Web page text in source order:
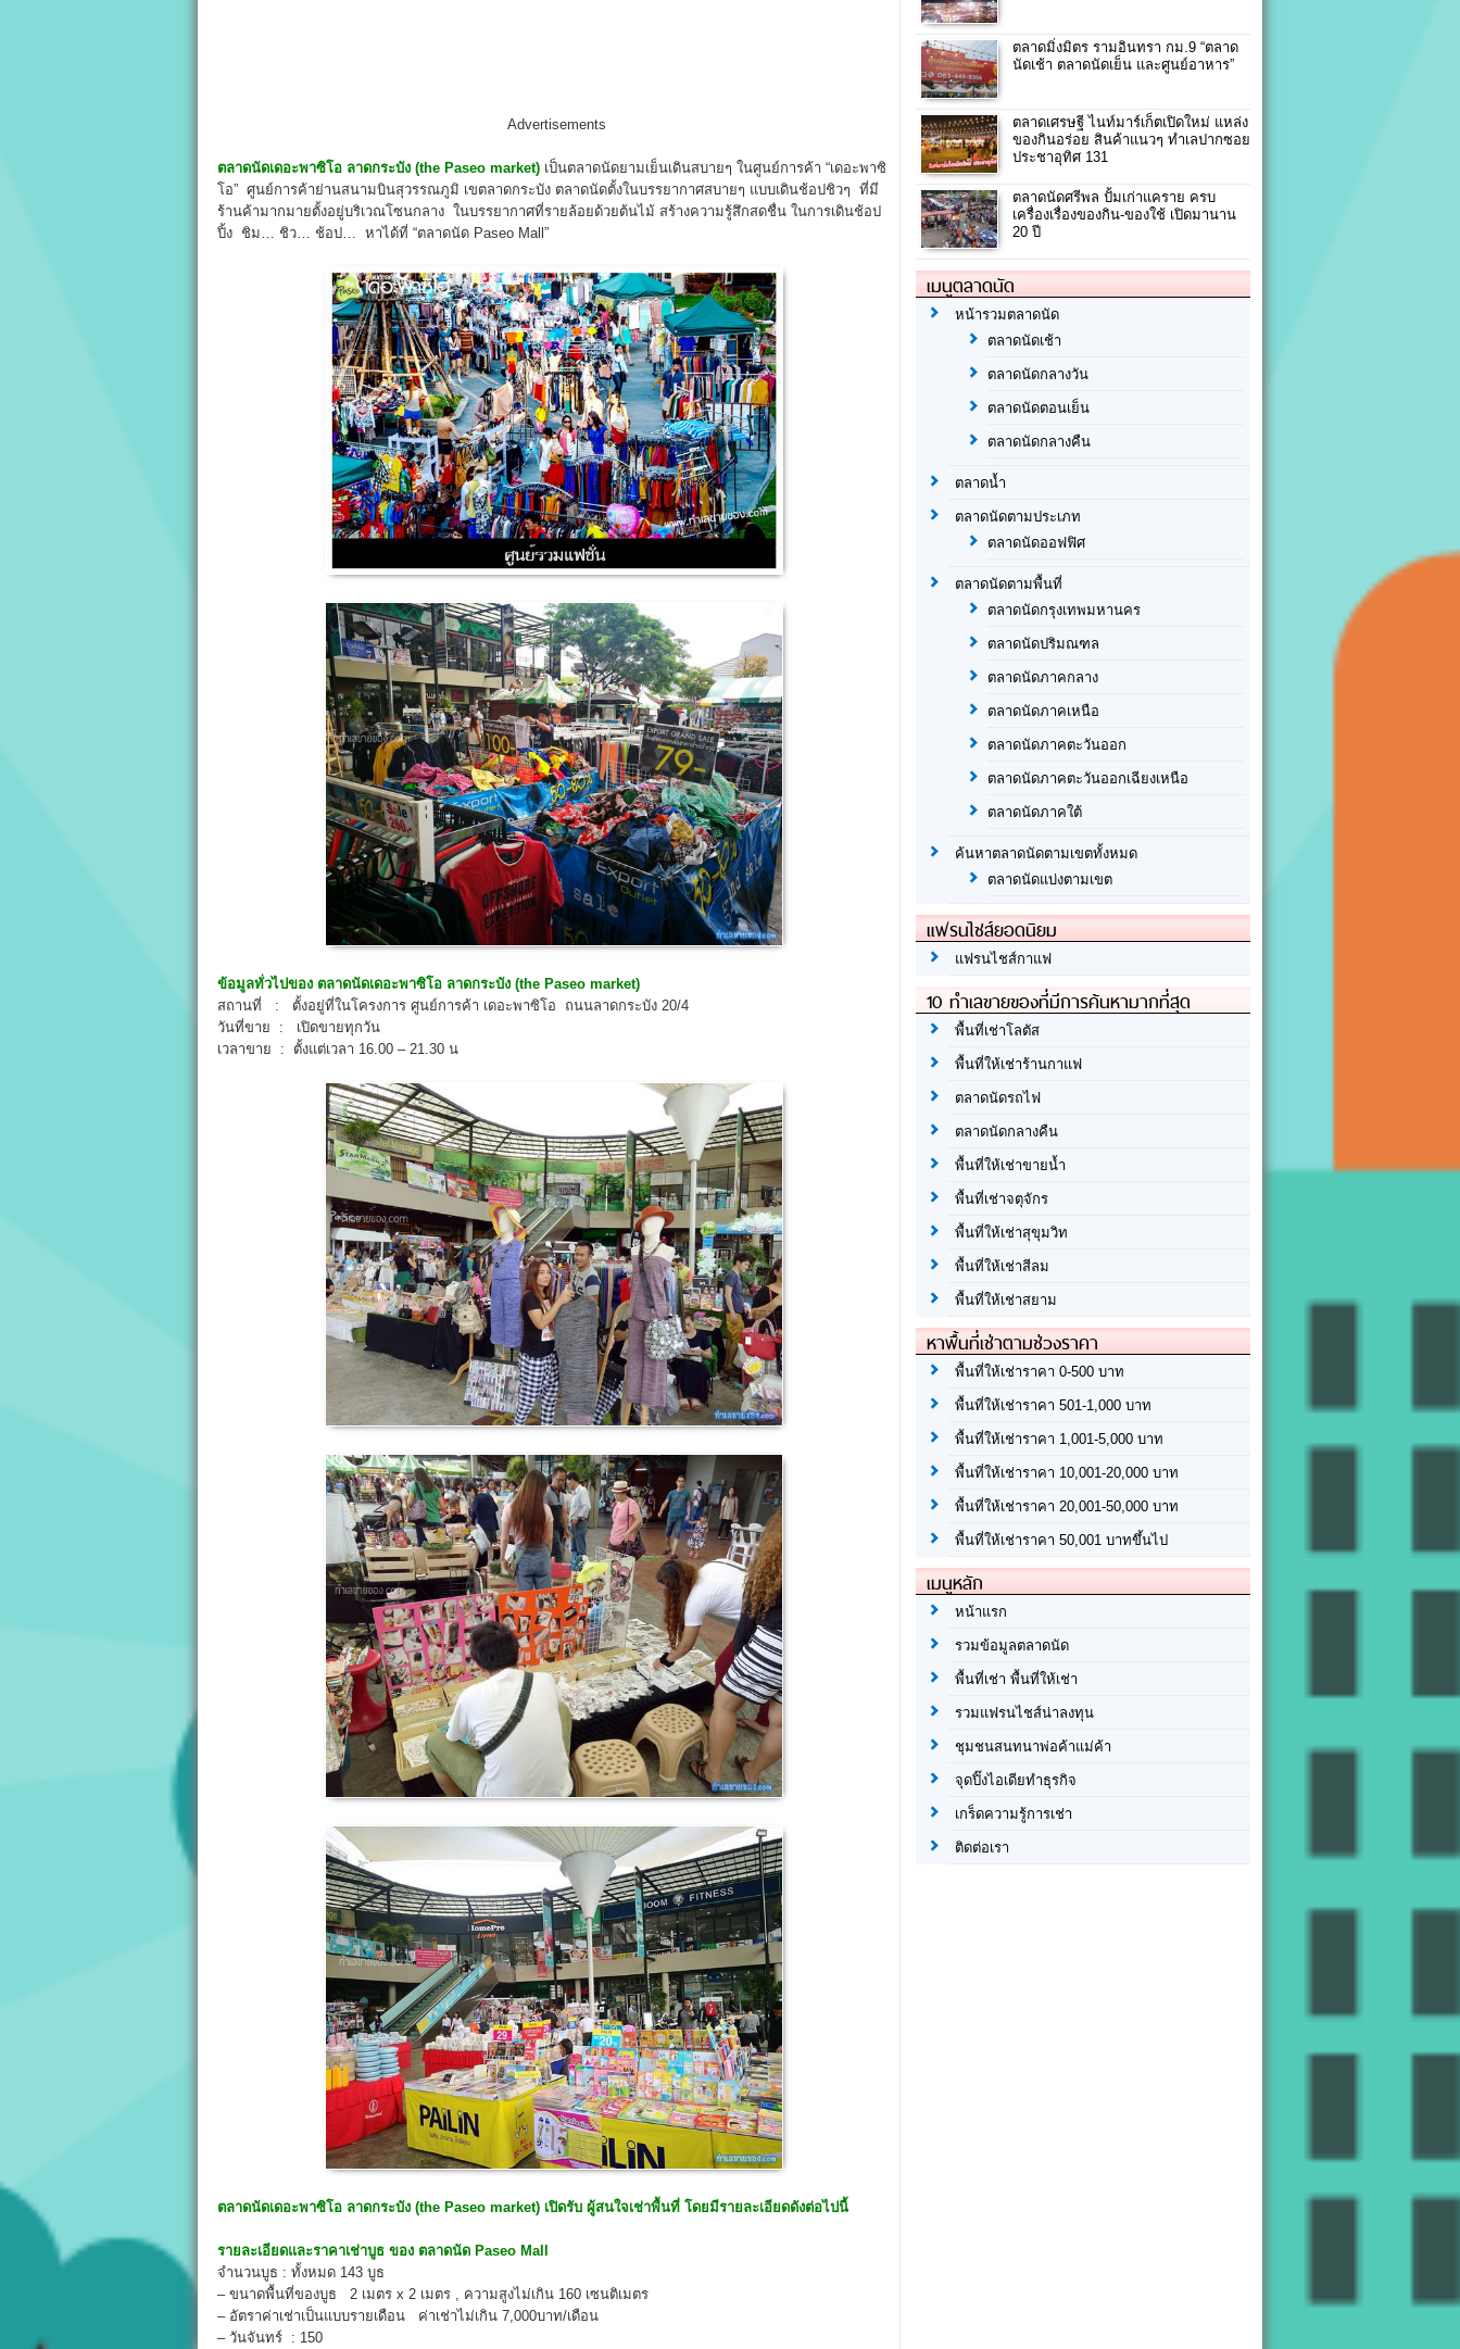
Advertisements
ตลาดนัดเดอะพาซิโอ ลาดกระบัง (the Paseo market) เป็นตลาดนัดยามเย็นเดินสบายๆ ในศูนย์การค้า “เดอะพาซิ
โอ” ศูนย์การค้าย่านสนามบินสุวรรณภูมิ เขตลาดกระบัง ตลาดนัดตั้งในบรรยากาศสบายๆ แบบเดินช้อปชิวๆ ที่มี
ร้านค้ามากมายตั้งอยู่บริเวณโซนกลาง ในบรรยากาศที่รายล้อยด้วยต้นไม้ สร้างความรู้สึกสดชื่น ในการเดินช้อป
ปิ้ง ชิม… ชิว… ช้อป… หาได้ที่ “ตลาดนัด Paseo Mall”
ข้อมูลทั่วไปของ ตลาดนัดเดอะพาซิโอ ลาดกระบัง (the Paseo market)
สถานที่ : ตั้งอยู่ที่ในโครงการ ศูนย์การค้า เดอะพาซิโอ ถนนลาดกระบัง 20/4
วันที่ขาย : เปิดขายทุกวัน
เวลาขาย : ตั้งแต่เวลา 16.00 – 21.30 น
ตลาดนัดเดอะพาซิโอ ลาดกระบัง (the Paseo market) เปิดรับ ผู้สนใจเช่าพื้นที่ โดยมีรายละเอียดดังต่อไปนี้
รายละเอียดและราคาเช่าบูธ ของ ตลาดนัด Paseo Mall
จำนวนบูธ : ทั้งหมด 143 บูธ
– ขนาดพื้นที่ของบูธ 2 เมตร x 2 เมตร , ความสูงไม่เกิน 160 เซนติเมตร
– อัตราค่าเช่าเป็นแบบรายเดือน ค่าเช่าไม่เกิน 7,000บาท/เดือน
– วันจันทร์ : 150
ตลาดมิ่งมิตร รามอินทรา กม.9 “ตลาด
นัดเช้า ตลาดนัดเย็น และศูนย์อาหาร”
ตลาดเศรษฐี ไนท์มาร์เก็ตเปิดใหม่ แหล่ง
ของกินอร่อย สินค้าแนวๆ ทำเลปากซอย
ประชาอุทิศ 131
ตลาดนัดศรีพล ปั้มเก่าแคราย ครบ
เครื่องเรื่องของกิน-ของใช้ เปิดมานาน
20 ปี
เมนูตลาดนัด
หน้ารวมตลาดนัด
ตลาดนัดเช้า
ตลาดนัดกลางวัน
ตลาดนัดตอนเย็น
ตลาดนัดกลางคืน
ตลาดน้ำ
ตลาดนัดตามประเภท
ตลาดนัดออฟฟิศ
ตลาดนัดตามพื้นที่
ตลาดนัดกรุงเทพมหานคร
ตลาดนัดปริมณฑล
ตลาดนัดภาคกลาง
ตลาดนัดภาคเหนือ
ตลาดนัดภาคตะวันออก
ตลาดนัดภาคตะวันออกเฉียงเหนือ
ตลาดนัดภาคใต้
ค้นหาตลาดนัดตามเขตทั้งหมด
ตลาดนัดแบ่งตามเขต
แฟรนไชส์ยอดนิยม
แฟรนไชส์กาแฟ
10 ทำเลขายของที่มีการค้นหามากที่สุด
พื้นที่เช่าโลตัส
พื้นที่ให้เช่าร้านกาแฟ
ตลาดนัดรถไฟ
ตลาดนัดกลางคืน
พื้นที่ให้เช่าขายน้ำ
พื้นที่เช่าจตุจักร
พื้นที่ให้เช่าสุขุมวิท
พื้นที่ให้เช่าสีลม
พื้นที่ให้เช่าสยาม
หาพื้นที่เช่าตามช่วงราคา
พื้นที่ให้เช่าราคา 0-500 บาท
พื้นที่ให้เช่าราคา 501-1,000 บาท
พื้นที่ให้เช่าราคา 1,001-5,000 บาท
พื้นที่ให้เช่าราคา 10,001-20,000 บาท
พื้นที่ให้เช่าราคา 20,001-50,000 บาท
พื้นที่ให้เช่าราคา 50,001 บาทขึ้นไป
เมนูหลัก
หน้าแรก
รวมข้อมูลตลาดนัด
พื้นที่เช่า พื้นที่ให้เช่า
รวมแฟรนไชส์น่าลงทุน
ชุมชนสนทนาพ่อค้าแม่ค้า
จุดปิ๊งไอเดียทำธุรกิจ
เกร็ดความรู้การเช่า
ติดต่อเรา